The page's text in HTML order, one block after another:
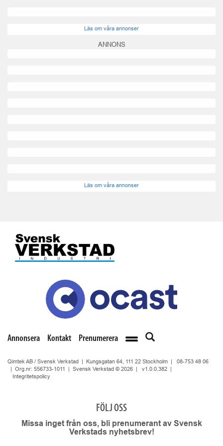
Läs om våra annonser
ANNONS
Läs om våra annonser
Annonsera Kontakt Prenumerera
Qimtek AB / Svensk Verkstad | Kungsgatan 64, 111 22 Stockholm | 08-753 48 06
| Org.nr: 556733-1011 | Svensk Verkstad © 2026 | v1.0.0.382
Integritetspolicy
FÖLJ OSS
Missa inget från oss, bli prenumerant av Svensk
Verkstads nyhetsbrev!